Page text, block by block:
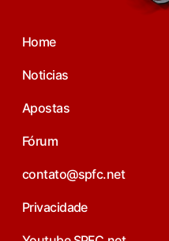
Home
Noticias
Apostas
Fórum
contato@spfc.net
Privacidade